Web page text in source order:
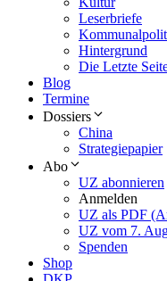
Leserbriefe
Hintergrund
Die Letzte
Blog
Termine
Dossiers
China
Strategiepapier
Abo
UZ abonnieren
Anmelden
UZ als PDF
UZ vom 7.
Spenden
Shop